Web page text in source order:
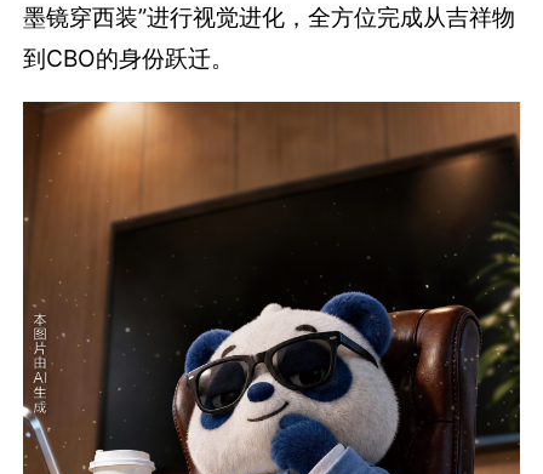
墨镜穿西装”进行视觉进化，全方位完成从吉祥物
到CBO的身份跃迁。